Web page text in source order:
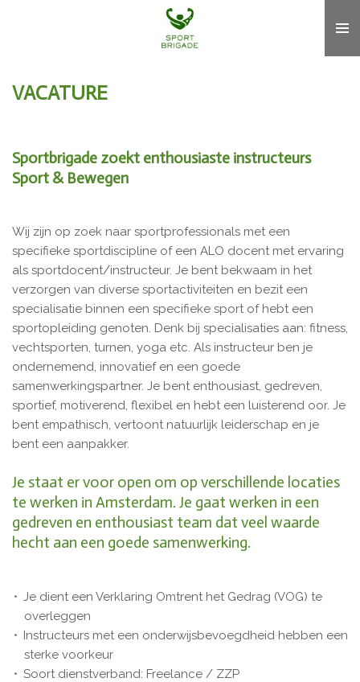
hoofdinhoud
VACATURE
Sportbrigade zoekt enthousiaste instructeurs
Sport & Bewegen
Wij zijn op zoek naar sportprofessionals met een
specifieke sportdiscipline of een ALO docent met ervaring
als sportdocent/instructeur. Je bent bekwaam in het
verzorgen van diverse sportactiviteiten en bezit een
specialisatie binnen een specifieke sport of hebt een
sportopleiding genoten. Denk bij specialisaties aan: fitness,
vechtsporten, turnen, yoga etc. Als instructeur ben je
ondernemend, innovatief en een goede
samenwerkingspartner. Je bent enthousiast, gedreven,
sportief, motiverend, flexibel en hebt een luisterend oor. Je
bent empathisch, vertoont natuurlijk leiderschap en je
bent een aanpakker.
Je staat er voor open om op verschillende locaties
te werken in Amsterdam. Je gaat werken in een
gedreven en enthousiast team dat veel waarde
hecht aan een goede samenwerking.
Je dient een Verklaring Omtrent het Gedrag (VOG) te
overleggen
Instructeurs met een onderwijsbevoegdheid hebben een
sterke voorkeur
Soort dienstverband: Freelance / ZZP